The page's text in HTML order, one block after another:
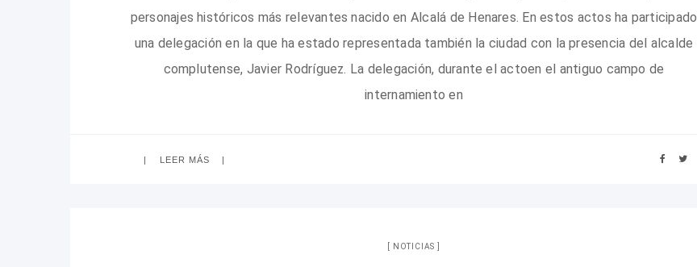
personajes históricos más relevantes nacido en Alcalá de Henares. En estos actos ha participado
una delegación en la que ha estado representada también la ciudad con la presencia del alcalde
complutense, Javier Rodríguez. La delegación, durante el actoen el antiguo campo de
internamiento en
LEER MÁS
NOTICIAS